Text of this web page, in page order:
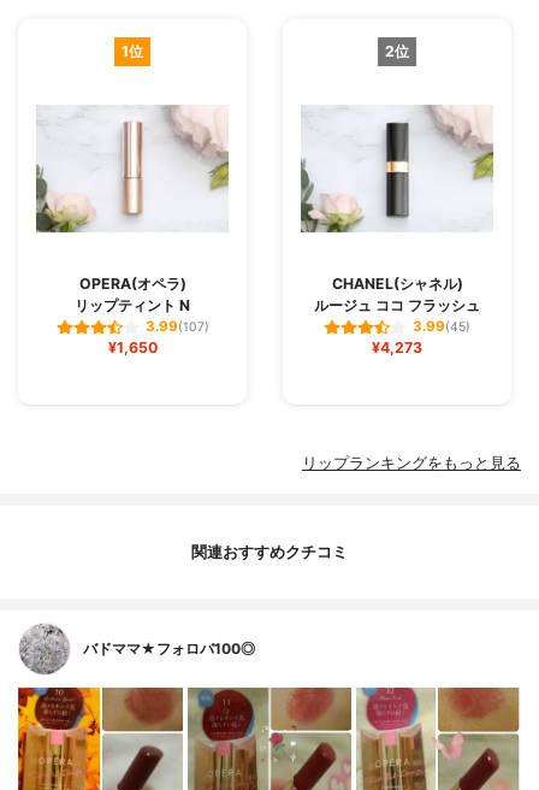
1位
OPERA(オペラ)
リップティント N
3.99(107)
¥1,650
2位
CHANEL(シャネル)
ルージュ ココ フラッシュ
3.99(45)
¥4,273
リップランキングをもっと見る
関連おすすめクチコミ
バドママ★フォロバ100◎